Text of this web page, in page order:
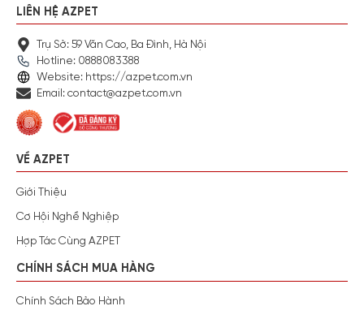
LIÊN HỆ AZPET
Trụ Sở: 59 Văn Cao, Ba Đình, Hà Nội
Hotline: 0888083388
Website: https://azpet.com.vn
Email: contact@azpet.com.vn
VỀ AZPET
Giới Thiệu
Cơ Hội Nghề Nghiệp
Hợp Tác Cùng AZPET
CHÍNH SÁCH MUA HÀNG
Chính Sách Bảo Hành